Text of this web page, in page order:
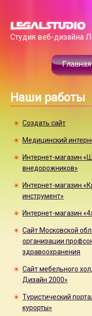
Студия веб-дизайна
Наши работы
Создать сайт
Медицинский
Интернет-магазин
внедорожников»
Интернет-магазин
инструмент»
Интернет-магазин
Сайт Московской
организации
здравоохранения
Сайт мебельного
Дизайн 2000»
Туристический
курорты»